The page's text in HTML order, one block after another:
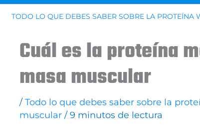
TODO LO QUE DEBES SABER SOBRE LA PROTEÍNA
Cuál es la proteína
masa muscular
/ Todo lo que debes saber sobre la
muscular / 9 minutos de lectura